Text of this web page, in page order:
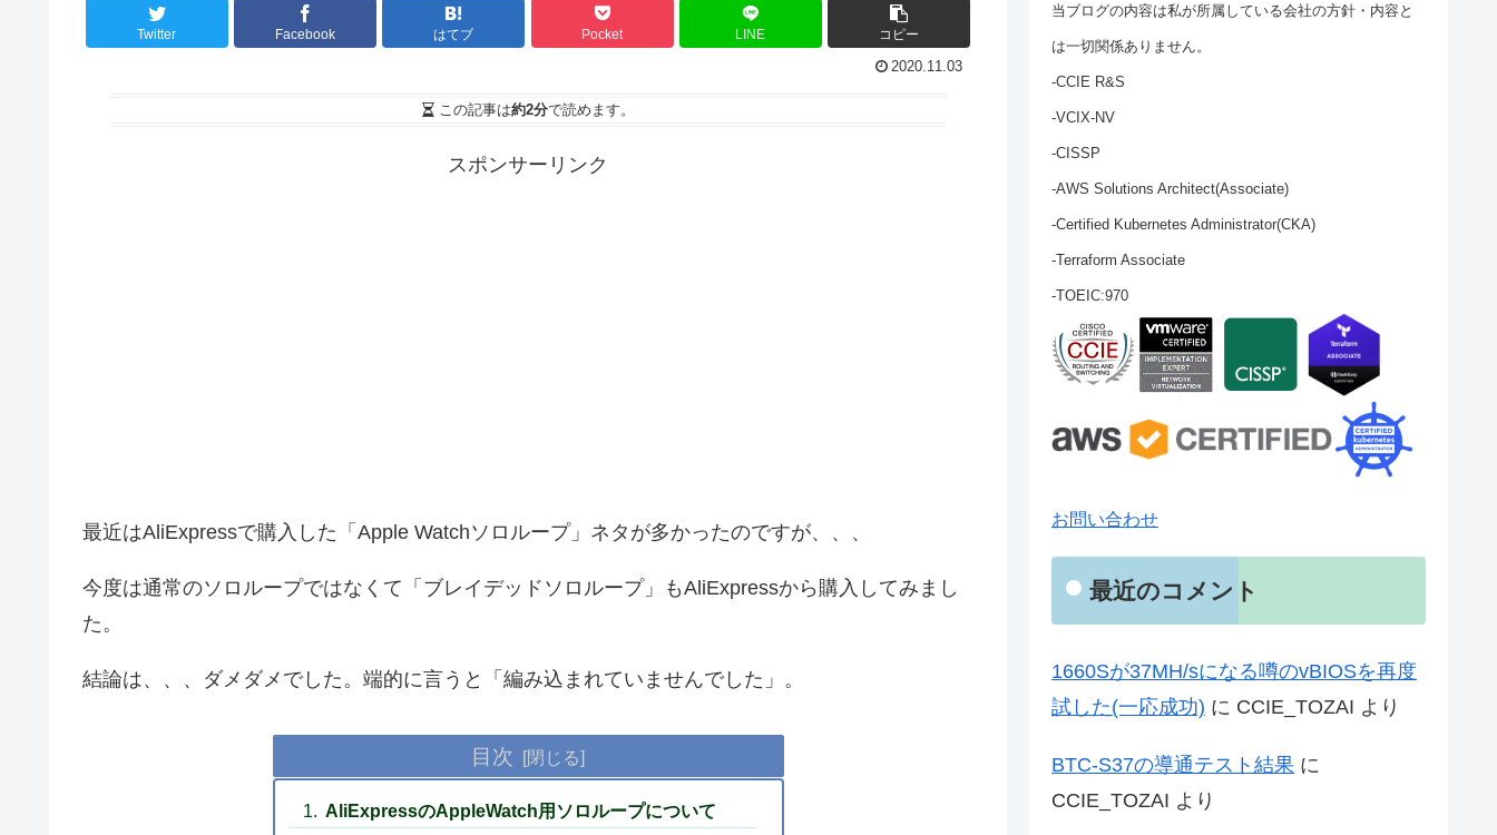
Twitter Facebook はてブ Pocket LINE コピー
2020.11.03
この記事は約2分で読めます。
スポンサーリンク
最近はAliExpressで購入した「Apple Watchソロループ」ネタが多かったのですが、、、
今度は通常のソロループではなくて「ブレイデッドソロループ」もAliExpressから購入してみまし
た。
結論は、、、ダメダメでした。端的に言うと「編み込まれていませんでした」。
目次
AliExpressのAppleWatch用ソロループについて
当ブログの内容は私が所属している会社の方針・内容と
は一切関係ありません。
-CCIE R&S
-VCIX-NV
-CISSP
-AWS Solutions Architect(Associate)
-Certified Kubernetes Administrator(CKA)
-Terraform Associate
-TOEIC:970
お問い合わせ
最近のコメント
1660Sが37MH/sになる噂のvBIOSを再度
試した(一応成功) に CCIE_TOZAI より
BTC-S37の導通テスト結果 に
CCIE_TOZAI より